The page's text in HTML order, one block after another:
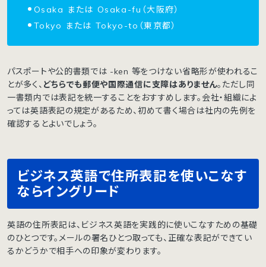
Osaka または Osaka-fu（大阪府）
Tokyo または Tokyo-to（東京都）
パスポートや公的書類では -ken 等をつけない省略形が使われるこ
とが多く、 どちらでも郵便や国際通信に支障はありません。ただし同
一書類内では表記を統一することをおすすめします。会社・組織によ
っては英語表記の規定があるため、初めて書く場合は社内の先例を
確認するとよいでしょう。
ビジネス英語で住所表記を使いこなす
ならイングリード
英語の住所表記は、ビジネス英語を実践的に使いこなすための基礎
のひとつです。メールの署名ひとつ取っても、正確な表記ができてい
るかどうかで相手への印象が変わります。